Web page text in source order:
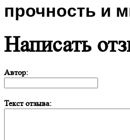
прочность и
Написать
Автор:
Текст отзыва: